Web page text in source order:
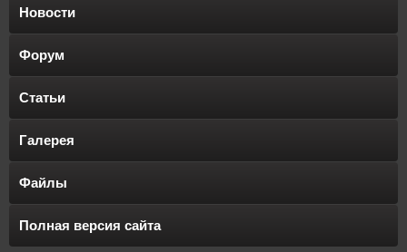
Новости
Форум
Статьи
Галерея
Файлы
Полная версия сайта